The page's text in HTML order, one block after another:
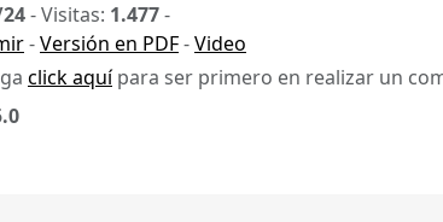
-Visitas: 1.477-
-Versión en PDF-Video
click aquípara ser primero en realizar un